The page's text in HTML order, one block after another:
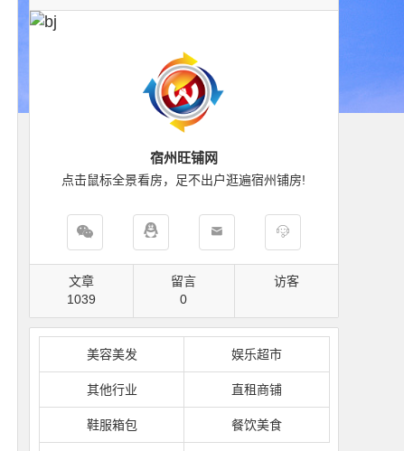
宿州旺铺网
点击鼠标全景看房，足不出户逛遍宿州铺房!
文章
1039
留言
0
访客
美容美发 娱乐超市
其他行业 直租商铺
鞋服箱包 餐饮美食